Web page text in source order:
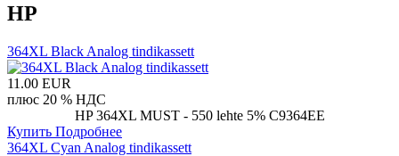
HP
364XL Black Analog tindikassett
11.00 EUR
плюс 20 % НДС
HP 364XL MUST - 550 lehte 5% C9364EE
Купить Подробнее
364XL Cyan Analog tindikassett